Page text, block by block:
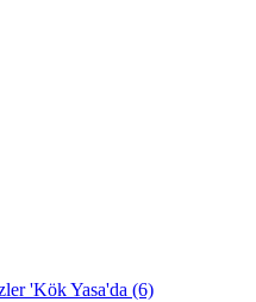
'Kök Yasa'da (6)